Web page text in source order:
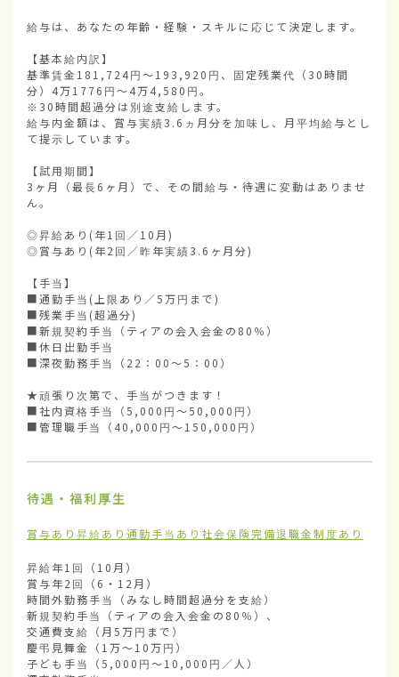
給与は、あなたの年齢・経験・スキルに応じて決定します。
【基本給内訳】
基準賃金181,724円〜193,920円、固定残業代（30時間
分）4万1776円〜4万4,580円。
※30時間超過分は別途支給します。
給与内金額は、賞与実績3.6ヵ月分を加味し、月平均給与とし
て提示しています。
【試用期間】
3ヶ月（最長6ヶ月）で、その間給与・待遇に変動はありませ
ん。
◎昇給あり(年1回／10月)
◎賞与あり(年2回／昨年実績3.6ヶ月分)
【手当】
■通勤手当(上限あり／5万円まで)
■残業手当(超過分)
■新規契約手当（ティアの会入会金の80％）
■休日出勤手当
■深夜勤務手当（22：00〜5：00）
★頑張り次第で、手当がつきます！
■社内資格手当（5,000円〜50,000円）
■管理職手当（40,000円〜150,000円）
待遇・福利厚生
賞与あり 昇給あり 通勤手当あり 社会保険完備退職金制度あり
昇給年1回（10月）
賞与年2回（6・12月）
時間外勤務手当（みなし時間超過分を支給）
新規契約手当（ティアの会入会金の80％）、
交通費支給（月5万円まで）
慶弔見舞金（1万〜10万円）
子ども手当（5,000円〜10,000円／人）